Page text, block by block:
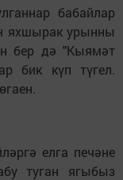
бабайлар
яхшырак урынны
бер дә "Кыямәт
бик күп түгел.
елга печәне
туган ягыбыз